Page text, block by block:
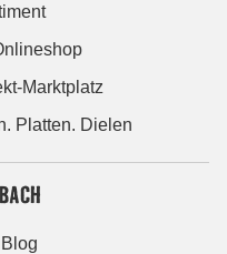
Marktplatz
Platten. Dielen